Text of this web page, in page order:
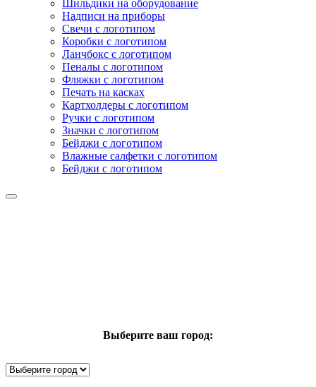
Шильдики на оборудование
Надписи на приборы
Свечи с логотипом
Коробки с логотипом
Ланчбокс с логотипом
Пеналы с логотипом
Фляжки с логотипом
Печать на касках
Картхолдеры с логотипом
Ручки с логотипом
Значки с логотипом
Бейджи с логотипом
Влажные салфетки с логотипом
Бейджи с логотипом
Выберите ваш город: